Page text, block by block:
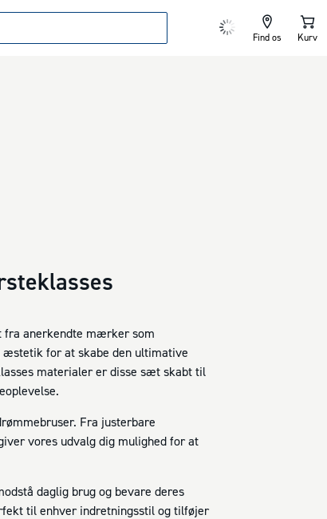
Find os Kurv
fra anerkendte mærker som
æstetik for at skabe den ultimative
materialer er disse sæt skabt til
Fra justerbare
vores udvalg dig mulighed for at
daglig brug og bevare deres
til enhver indretningsstil og tilføjer